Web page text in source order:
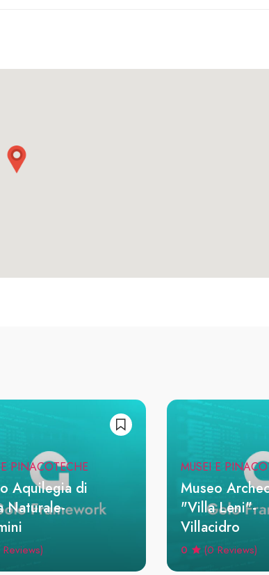
PINACOTECHE
Aquilegia di
Naturale-
MUSEI E
Museo
"Villa Leni"-
Villacidro
0 (0 Reviews)